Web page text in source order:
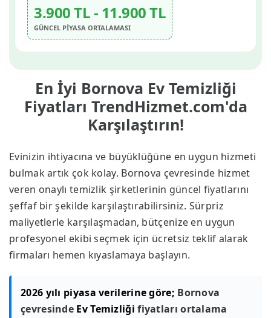
En İyi Bornova Ev Temizliği
Fiyatları TrendHizmet.com'da
Karşılaştırın!
Evinizin ihtiyacına ve büyüklüğüne en uygun hizmeti
bulmak artık çok kolay. Bornova çevresinde hizmet
veren onaylı temizlik şirketlerinin güncel fiyatlarını
şeffaf bir şekilde karşılaştırabilirsiniz. Sürpriz
maliyetlerle karşılaşmadan, bütçenize en uygun
profesyonel ekibi seçmek için ücretsiz teklif alarak
firmaları hemen kıyaslamaya başlayın.
2026 yılı piyasa verilerine göre; Bornova
çevresinde Ev Temizliği fiyatları ortalama
3.900 TL - 11.900 TL
GÜNCEL PİYASA ORTALAMASI